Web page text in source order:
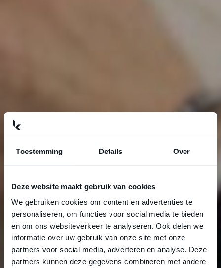
Toestemming Details Over
Deze website maakt gebruik van cookies
We gebruiken cookies om content en advertenties te
personaliseren, om functies voor social media te bieden
en om ons websiteverkeer te analyseren. Ook delen we
informatie over uw gebruik van onze site met onze
partners voor social media, adverteren en analyse. Deze
partners kunnen deze gegevens combineren met andere